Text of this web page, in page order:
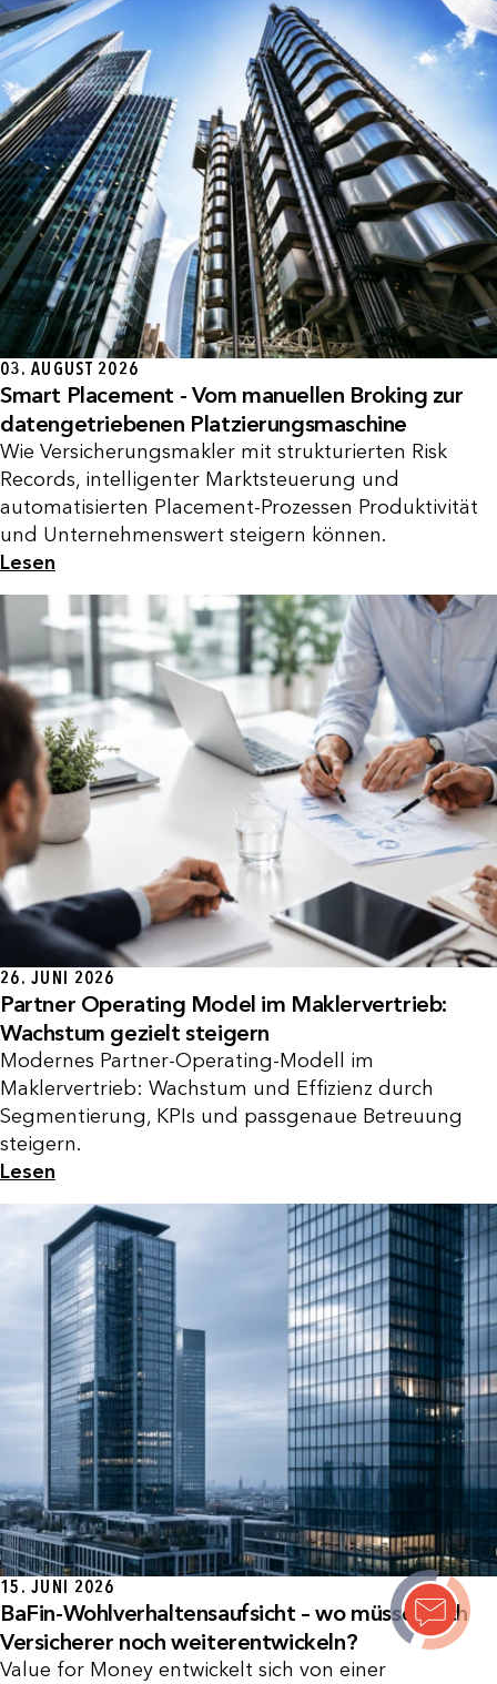
03. AUGUST 2026
Smart Placement - Vom manuellen Broking zur
datengetriebenen Platzierungsmaschine
Wie Versicherungsmakler mit strukturierten Risk
Records, intelligenter Marktsteuerung und
automatisierten Placement-Prozessen Produktivität
und Unternehmenswert steigern können.
Lesen
26. JUNI 2026
Partner Operating Model im Maklervertrieb:
Wachstum gezielt steigern
Modernes Partner-Operating-Modell im
Maklervertrieb: Wachstum und Effizienz durch
Segmentierung, KPIs und passgenaue Betreuung
steigern.
Lesen
15. JUNI 2026
BaFin-Wohlverhaltensaufsicht – wo müssen sich
Versicherer noch weiterentwickeln?
Value for Money entwickelt sich von einer